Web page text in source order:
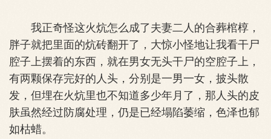
我正奇怪这火炕怎么成了夫妻二人的合葬棺椁，
胖子就把里面的炕砖翻开了，大惊小怪地让我看干尸
腔子上摆着的东西，就在男女无头干尸的空腔子上，
有两颗保存完好的人头，分别是一男一女，披头散
发，但埋在火炕里也不知道多少年月了，那人头的皮
肤虽然经过防腐处理，仍是已经塌陷萎缩，色泽也郁
如枯蜡。